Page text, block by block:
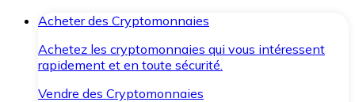
Acheter des Cryptomonnaies
Achetez les cryptomonnaies qui vous intéressent
rapidement et en toute sécurité.
Vendre des Cryptomonnaies